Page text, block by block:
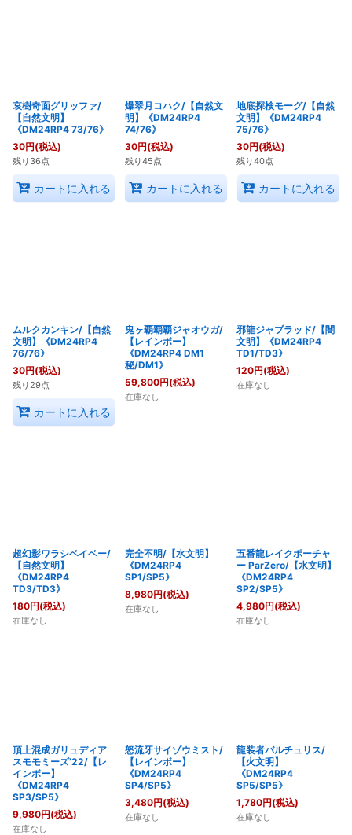
哀樹奇面グリッファ/
【自然文明】
《DM24RP4 73/76》
30円(税込)
残り36点
カートに入れる
爆翠月コハク/【自然文
明】《DM24RP4
74/76》
30円(税込)
残り45点
カートに入れる
地底探検モーグ/【自然
文明】《DM24RP4
75/76》
30円(税込)
残り40点
カートに入れる
ムルクカンキン/【自然
文明】《DM24RP4
76/76》
30円(税込)
残り29点
カートに入れる
鬼ヶ覇覇覇ジャオウガ/
【レインボー】
《DM24RP4 DM1
秘/DM1》
59,800円(税込)
在庫なし
邪龍ジャブラッド/【闇
文明】《DM24RP4
TD1/TD3》
120円(税込)
在庫なし
超幻影ワラシベイベー/
【自然文明】
《DM24RP4
TD3/TD3》
180円(税込)
在庫なし
完全不明/【水文明】
《DM24RP4
SP1/SP5》
8,980円(税込)
在庫なし
五番龍レイクポーチャ
ー ParZero/【水文明】
《DM24RP4
SP2/SP5》
4,980円(税込)
在庫なし
頂上混成ガリュディア
スモモミーズ’22/【レ
インボー】
《DM24RP4
SP3/SP5》
9,980円(税込)
在庫なし
怒流牙サイゾウミスト/
【レインボー】
《DM24RP4
SP4/SP5》
3,480円(税込)
在庫なし
龍装者バルチュリス/
【火文明】
《DM24RP4
SP5/SP5》
1,780円(税込)
在庫なし